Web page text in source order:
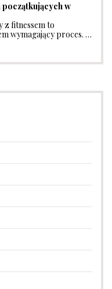
w
z fitnessem to
wymagający proces. …